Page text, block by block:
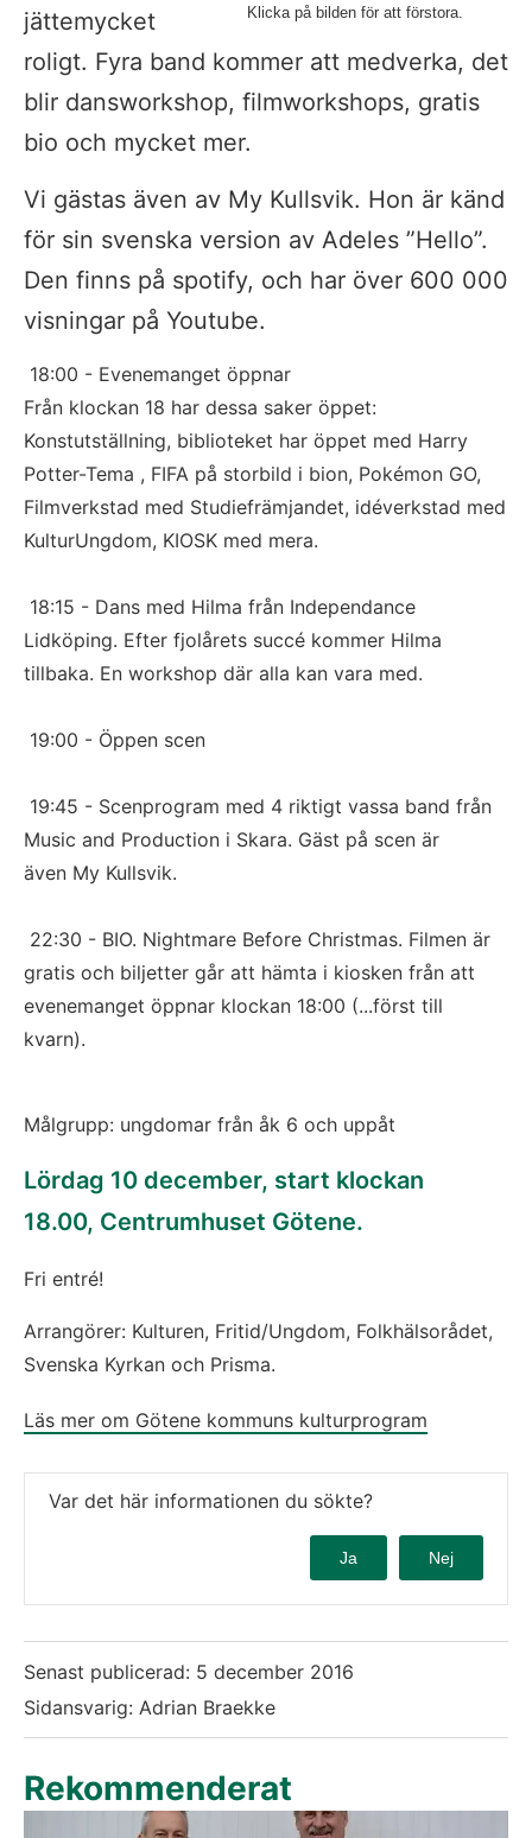
Klicka på bilden för att förstora.
jättemycket
roligt. Fyra band kommer att medverka, det
blir dansworkshop, filmworkshops, gratis
bio och mycket mer.
Vi gästas även av My Kullsvik. Hon är känd
för sin svenska version av Adeles ”Hello”.
Den finns på spotify, och har över 600 000
visningar på Youtube.
18:00 - Evenemanget öppnar
Från klockan 18 har dessa saker öppet:
Konstutställning, biblioteket har öppet med Harry
Potter-Tema , FIFA på storbild i bion, Pokémon GO,
Filmverkstad med Studiefrämjandet, idéverkstad med
KulturUngdom, KIOSK med mera.
Lidköping. Efter fjolårets succé kommer Hilma
tillbaka. En workshop där alla kan vara med.
19:00 - Öppen scen
Music and Production i Skara. Gäst på scen är
även My Kullsvik.
gratis och biljetter går att hämta i kiosken från att
evenemanget öppnar klockan 18:00 (...först till
kvarn).
Målgrupp: ungdomar från åk 6 och uppåt
Lördag 10 december, start klockan
18.00, Centrumhuset Götene.
Fri entré!
Arrangörer: Kulturen, Fritid/Ungdom, Folkhälsorådet,
Svenska Kyrkan och Prisma.
Läs mer om Götene kommuns kulturprogram
Var det här informationen du sökte?
Ja Nej
Senast publicerad: 5 december 2016
Sidansvarig: Adrian Braekke
Rekommenderat